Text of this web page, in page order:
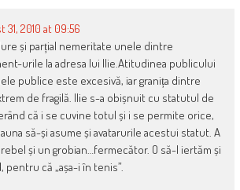
31, 2010 at 09:56
și parțial nemeritate unele dintre
urile la adresa lui Ilie.Atitudinea publicului
publice este excesivă, iar granița dintre
de fragilă. Ilie s-a obișnuit cu statutul de
că i se cuvine totul și i se permite orice,
să-și asume și avatarurile acestui statut. A
și un grobian…fermecător. O să-l iertăm și
că „așa-i în tenis”.